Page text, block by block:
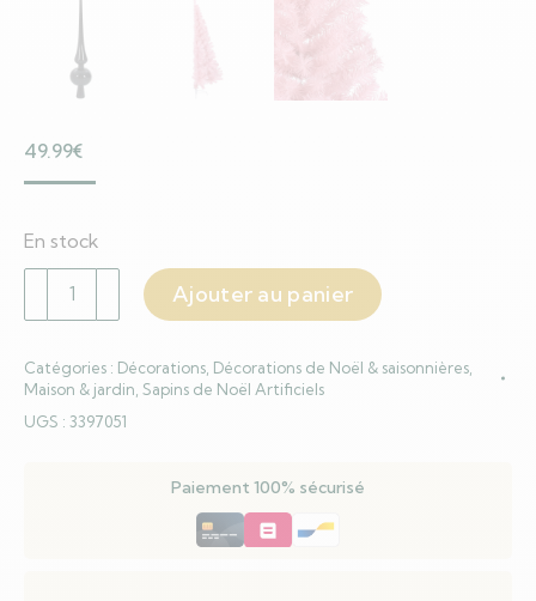
49.99€
En stock
quantité
de
Noël
artificiel
Ajouter au panier
Catégories : Décorations Décorations de Noël & saisonnières
Maison & jardin Sapins de Noël Artificiels
UGS : 3397051
Paiement 100% sécurisé